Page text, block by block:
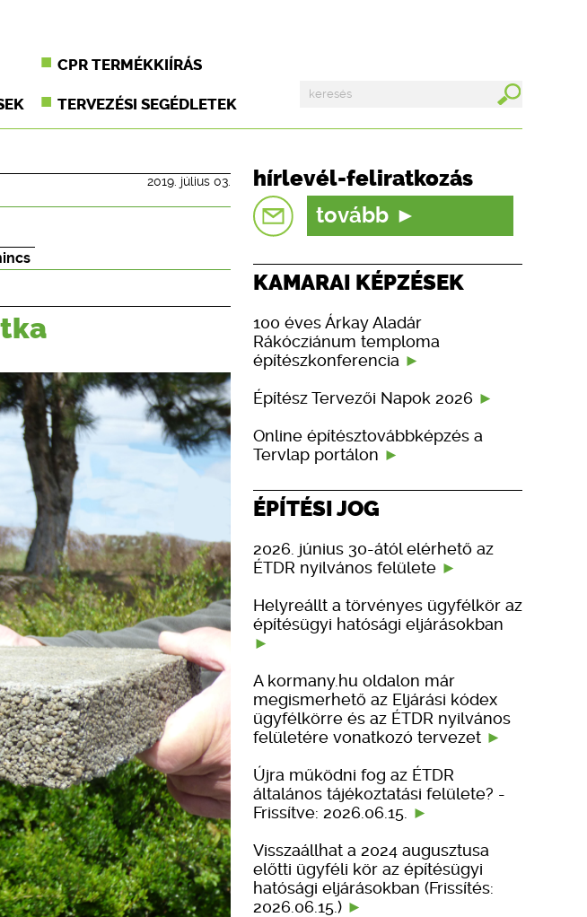
CPR TERMÉKKIÍRÁS
TERVEZÉSI SEGÉDLETEK
2019. július 03. hírlevél-feliratkozás
tovább
KAMARAI KÉPZÉSEK
100 éves Árkay Aladár
Rákócziánum temploma
építészkonferencia
Építész Tervezői Napok 2026
Online építésztovábbképzés a
Tervlap portálon
ÉPÍTÉSI JOG
2026. június 30-ától elérhető az
ÉTDR nyilvános felülete
Helyreállt a törvényes ügyfélkör az
építésügyi hatósági eljárásokban
A kormany.hu oldalon már
megismerhető az Eljárási kódex
ügyfélkörre és az ÉTDR nyilvános
felületére vonatkozó tervezet
Újra működni fog az ÉTDR
általános tájékoztatási felülete? -
Frissítve: 2026.06.15.
Visszaállhat a 2024 augusztusa
előtti ügyféli kör az építésügyi
hatósági eljárásokban (Frissítés:
2026.06.15.)